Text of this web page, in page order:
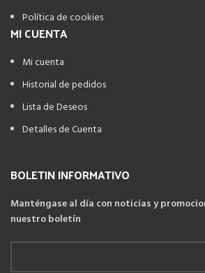
Política de cookies
MI CUENTA
Mi cuenta
Historial de pedidos
Lista de Deseos
Detalles de Cuenta
BOLETIN INFORMATIVO
Manténgase al día con noticias y
nuestro boletín